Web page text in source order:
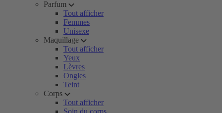
Parfum
Tout afficher
Femmes
Unisexe
Maquillage
Tout afficher
Yeux
Lèvres
Ongles
Teint
Corps
Tout afficher
Soin du corps